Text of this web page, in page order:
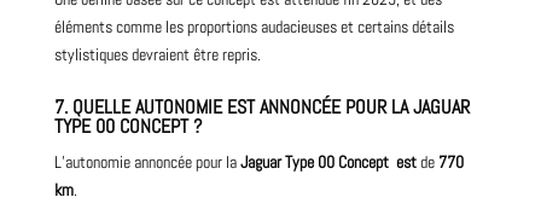
éléments comme les proportions audacieuses et certains détails
stylistiques devraient être repris.
7. QUELLE AUTONOMIE EST ANNONCÉE POUR LAJAGUAR
TYPE 00 CONCEPT ?
L’autonomie annoncée pour laJaguar Type 00 Concept estde 770
km.